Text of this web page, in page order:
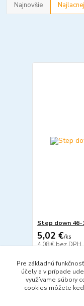
Najnovšie
Step down 46-
5,02 €/ks
4,08 €bez DPH
Pre základnú
účely a v prípade
využívame súbory
cookies môžete